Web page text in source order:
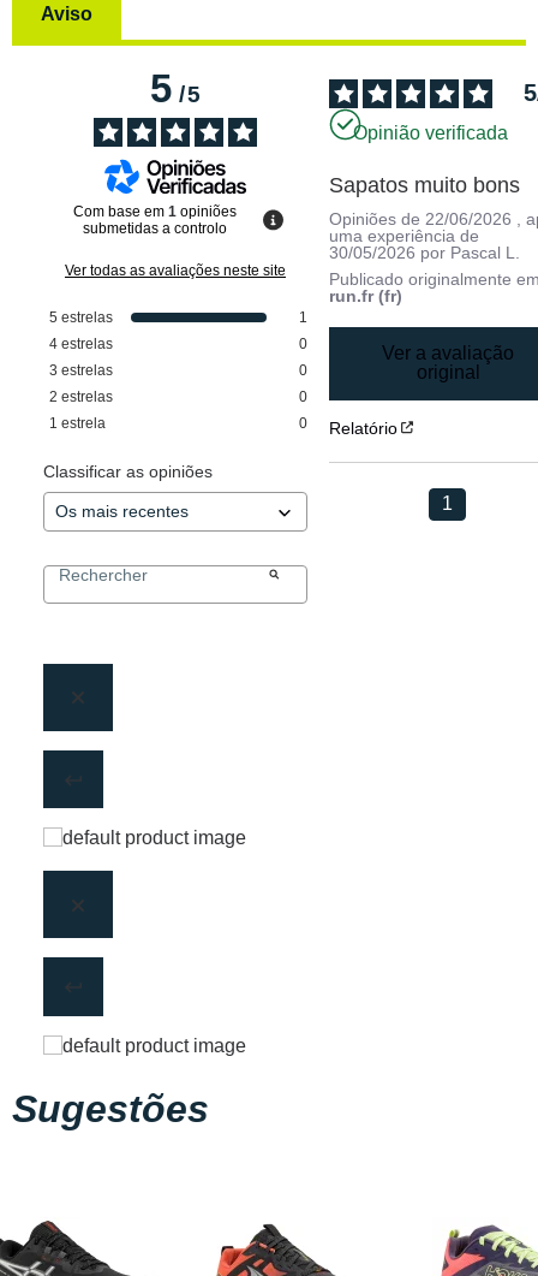
Aviso
5/5
Com base em 1 opiniões
submetidas a controlo
Ver todas as avaliações neste site
5 estrelas
1
4 estrelas
0
3 estrelas
0
2 estrelas
0
1 estrela 0
Classificar as opiniões
5
Opinião verificada
Sapatos muito bons
Opiniões de 22/06/2026
,
uma experiência de
30/05/2026 por Pascal L.
Publicado originalmente
run.fr (fr)
Ver a avaliação
original
Relatório
1
Sugestões